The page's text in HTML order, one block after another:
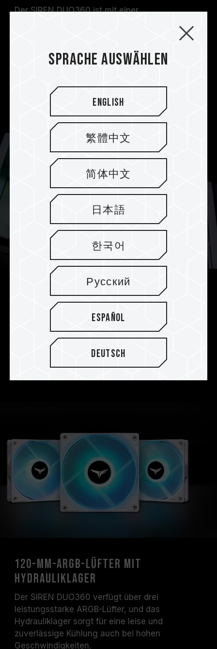
Der SIREN DUO360 ist mit einer
Umdrehungen pro Minute (RPRM) ausgestattet.
SSD- und CPU-Wasserblock fließt, gelangt sie
wird. Das herausragende Design liefert sehr
Gute Kühlleistungen.
Großer und effizienter 360-mm-
Kühler
Der SIREN DUO360 verfügt über einen großen
360-mm-Wärmetauscher mit einer hochdichten
Jet-Finne, die die Kühloberfläche vergrößert,
um die von CPU und SSD erzeugte Abwärme
120-mm-ARGB-Lüfter mit
Hydrauliklager
Der SIREN DUO360 verfügt über drei
leistungsstarke ARGB-Lüfter, und das
Hydrauliklager sorgt für eine leise und
zuverlässige Kühlung auch bei hohen
Geschwindigkeiten.
Sprache auswählen
English
繁體中文
简体中文
日本語
한국어
Русский
Español
Deutsch